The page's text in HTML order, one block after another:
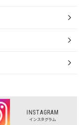
INSTAGRAM
インスタグラム